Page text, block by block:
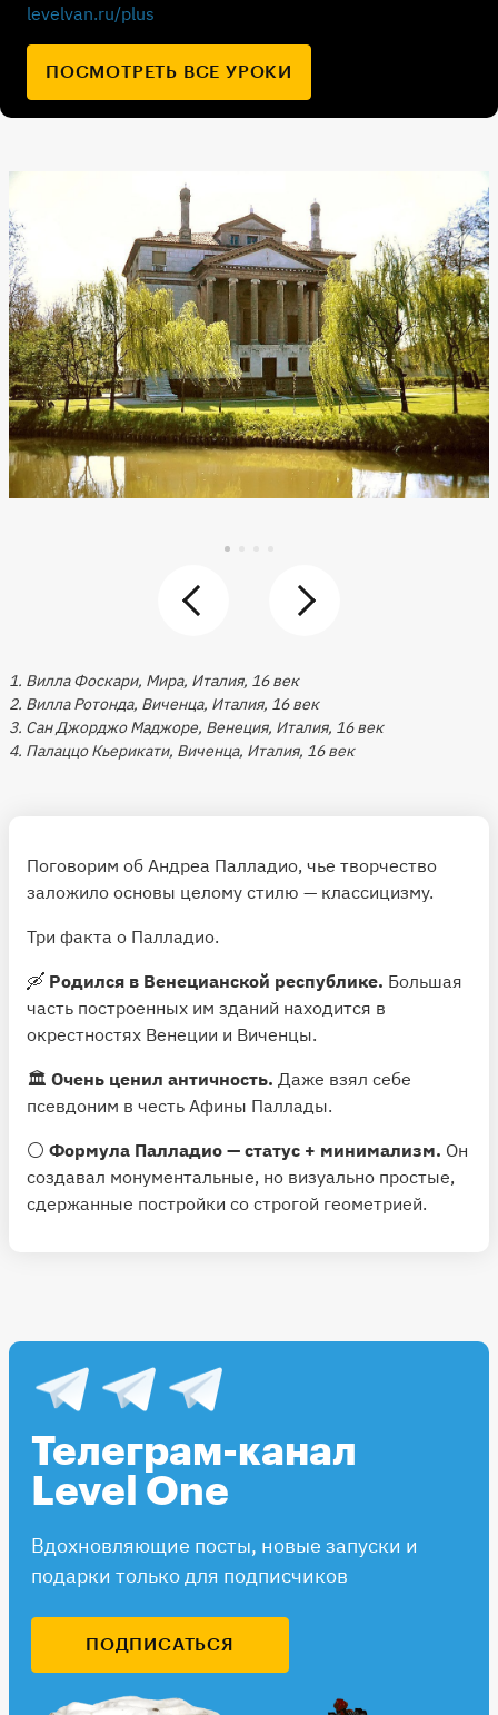
levelvan.ru/plus
ПОСМОТРЕТЬ ВСЕ УРОКИ
1. Вилла Фоскари, Мира, Италия, 16 век
2. Вилла Ротонда, Виченца, Италия, 16 век
3. Сан Джорджо Маджоре, Венеция, Италия, 16 век
4. Палаццо Кьерикати, Виченца, Италия, 16 век
Поговорим об Андреа Палладио, чье творчество
заложило основы целому стилю — классицизму.
Три факта о Палладио.
🛶 Родился в Венецианской республике. Большая
часть построенных им зданий находится в
окрестностях Венеции и Виченцы.
🏛 Очень ценил античность. Даже взял себе
псевдоним в честь Афины Паллады.
⚪️ Формула Палладио — статус + минимализм. Он
создавал монументальные, но визуально простые,
сдержанные постройки со строгой геометрией.
Телеграм-канал
Level One
Вдохновляющие посты, новые запуски и
подарки только для подписчиков
ПОДПИСАТЬСЯ